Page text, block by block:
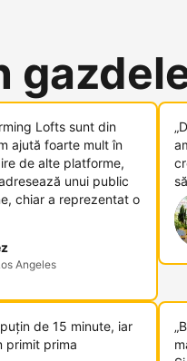
Lofts sunt din
ajută foarte mult în
de alte platforme,
unui public
chiar a reprezentat o
Angeles
de 15 minute, iar
primit prima